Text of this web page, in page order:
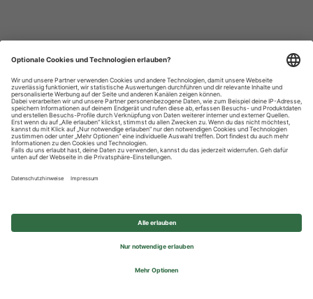
Datenschutzhinweise
Impressum
Privatsphäre-Einstellungen
© 2026 REWE Group - All rights reserved